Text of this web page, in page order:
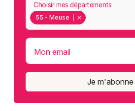
55 - Meuse
Choisir mes départements
Mon email
Je m'abonne